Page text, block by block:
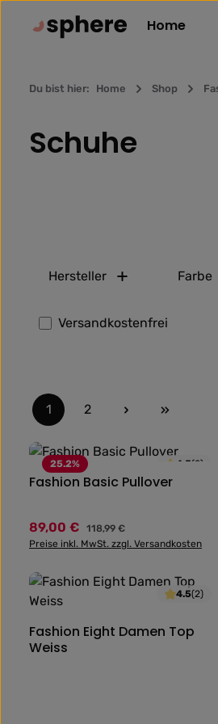
Hauptinhalt springen
Zur Suche springen
Zur Hauptnavigation springen
Home
Du bist hier: Home Shop
Schuhe
Hersteller Farbe
Filter hinzufügen:
Versandkostenfrei
Seite
1
Seite
2
25.2% 4.5(2)
Produkt Anzahl:
Fashion Basic Pullover
Verkaufspreis:
89,00 € Regulärer Preis:
118,99 €
Preise inkl. MwSt. zzgl. Versandkosten
4.5(2)
Produkt Anzahl:
Fashion Eight Damen Top
Weiss